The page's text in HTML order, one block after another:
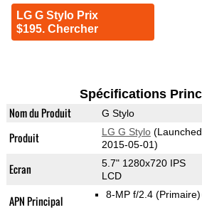
LG G Stylo Prix
$195. Chercher
Spécifications
Nom du Produit G Stylo
Produit LG G Stylo(Launched
2015-05-01)
Ecran
5.7" 1280x720 IPS
LCD
APN Principal 8-MP f/2.4 (Primaire)